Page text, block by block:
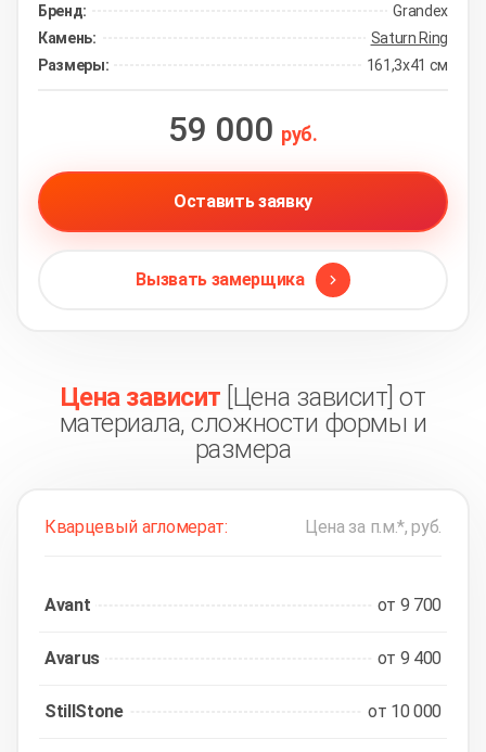
Бренд:
Grandex
Камень:
Saturn Ring
Размеры:
161,3х41 см
59 000 руб.
Оставить заявку
Вызвать замерщика
Цена зависит [Цена зависит] от
материала, сложности формы и
размера
Кварцевый агломерат: Цена за п.м.*, руб.
Avant от 9 700
Avarus от 9 400
StillStone от 10 000